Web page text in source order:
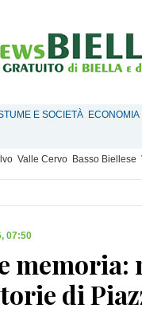
E SOCIETÀ ECONOMIA
Valle Cervo Basso Biellese
07:50
memoria:
di